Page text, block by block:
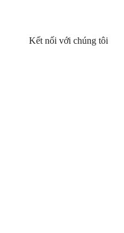
Kết nối với chúng tôi